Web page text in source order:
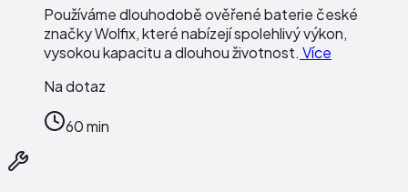
Používáme dlouhodobě ověřené baterie české
značkyWolfix, které nabízejí spolehlivý výkon,
vysokou kapacitu a dlouhou životnost. Více
Na dotaz
60 min